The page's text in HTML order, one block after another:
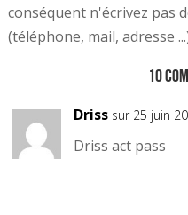
conséquent n'écrivez pas
(téléphone, mail, adresse
10
Driss sur 25 juin
Driss act pass